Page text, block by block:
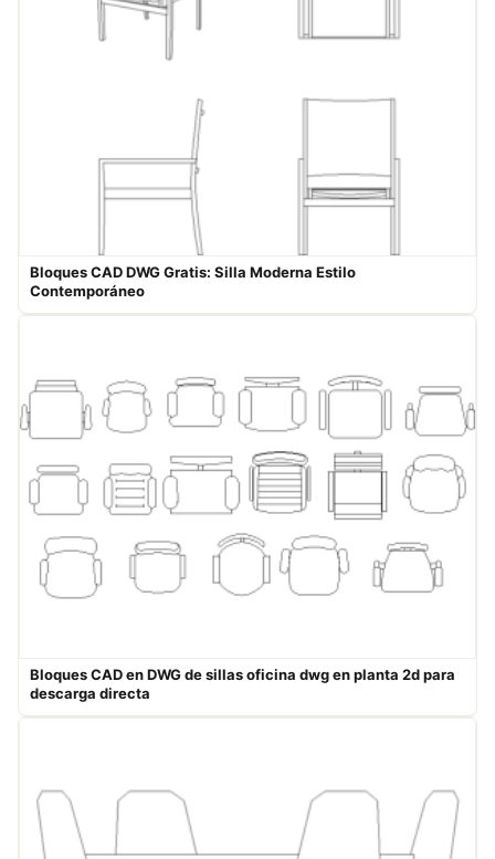
Bloques CAD DWG Gratis: Silla Moderna Estilo
Contemporáneo
Bloques CAD en DWG de sillas oficina dwg en planta 2d para
descarga directa